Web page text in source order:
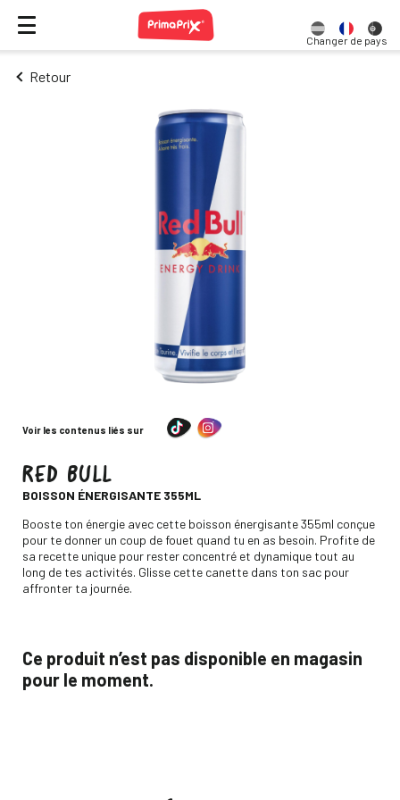
Changer de pays
Retour
Voir les contenus liés sur
RED BULL
BOISSON ÉNERGISANTE 355ML
Descripción
Booste ton énergie avec cette boisson énergisante 355ml conçue
pour te donner un coup de fouet quand tu en as besoin. Profite de
sa recette unique pour rester concentré et dynamique tout au
long de tes activités. Glisse cette canette dans ton sac pour
affronter ta journée.
Ce produit n’est pas disponible en magasin
pour le moment.